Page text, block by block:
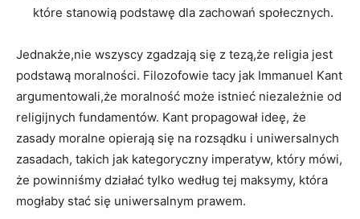
które ‍stanowią podstawę dla zachowań społecznych.
Jednakże,nie ⁢wszyscy zgadzają się z tezą,że religia jest
podstawą moralności. Filozofowie tacy jak⁤ Immanuel⁢ Kant
argumentowali,że ⁣moralność ⁣może istnieć niezależnie od
religijnych ⁢fundamentów. Kant propagował ideę, że
zasady moralne ⁣opierają⁤ się na rozsądku i ‌uniwersalnych
zasadach, takich jak kategoryczny imperatyw, który mówi,
że powinniśmy działać tylko według tej maksymy, ⁣która
mogłaby stać ‍się uniwersalnym ​prawem.